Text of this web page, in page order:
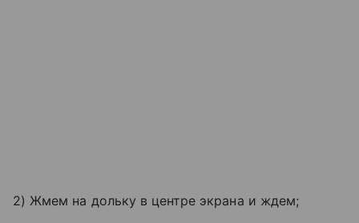
2) Жмем на дольку в центре экрана и ждем;